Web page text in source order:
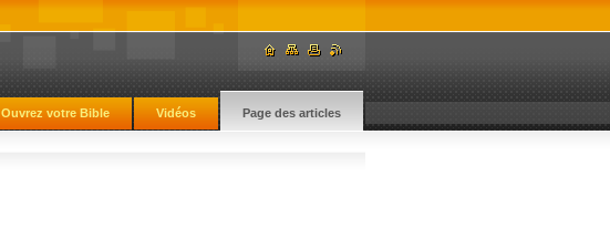
Ouvrez votre Bible Vidéos Page des articles